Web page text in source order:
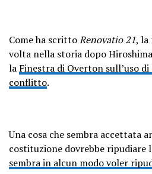
Come ha scrittoRenovatio 21, la
volta nella storia dopo Hiroshima
la Finestra di Overton sull’uso
conflitto.
Una cosa che sembra accettata
costituzione dovrebbe ripudiare
sembra in alcun modo voler